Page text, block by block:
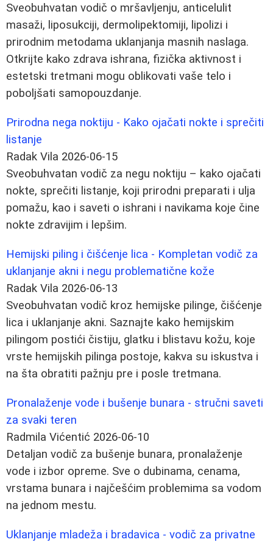
Sveobuhvatan vodič o mršavljenju, anticelulit
masaži, liposukciji, dermolipektomiji, lipolizi i
prirodnim metodama uklanjanja masnih naslaga.
Otkrijte kako zdrava ishrana, fizička aktivnost i
estetski tretmani mogu oblikovati vaše telo i
poboljšati samopouzdanje.
Prirodna nega noktiju - Kako ojačati nokte i sprečiti
listanje
Radak Vila 2026-06-15
Sveobuhvatan vodič za negu noktiju – kako ojačati
nokte, sprečiti listanje, koji prirodni preparati i ulja
pomažu, kao i saveti o ishrani i navikama koje čine
nokte zdravijim i lepšim.
Hemijski piling i čišćenje lica - Kompletan vodič za
uklanjanje akni i negu problematične kože
Radak Vila 2026-06-13
Sveobuhvatan vodič kroz hemijske pilinge, čišćenje
lica i uklanjanje akni. Saznajte kako hemijskim
pilingom postići čistiju, glatku i blistavu kožu, koje
vrste hemijskih pilinga postoje, kakva su iskustva i
na šta obratiti pažnju pre i posle tretmana.
Pronalaženje vode i bušenje bunara - stručni saveti
za svaki teren
Radmila Vićentić 2026-06-10
Detaljan vodič za bušenje bunara, pronalaženje
vode i izbor opreme. Sve o dubinama, cenama,
vrstama bunara i najčešćim problemima sa vodom
na jednom mestu.
Uklanjanje mladeža i bradavica - vodič za privatne